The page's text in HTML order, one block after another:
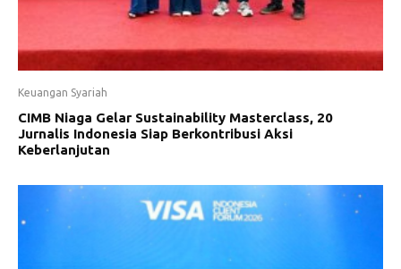
Keuangan Syariah
CIMB Niaga Gelar Sustainability Masterclass, 20
Jurnalis Indonesia Siap Berkontribusi Aksi
Keberlanjutan